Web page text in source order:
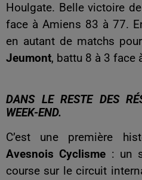
Houlgate. Belle victoire de
face à Amiens 83 à 77.
en autant de matchs
Jeumont, battu 8 à 3 face
DANS LE RESTE DES
WEEK-END.
C’est une première
Avesnois Cyclisme : un
course sur le circuit